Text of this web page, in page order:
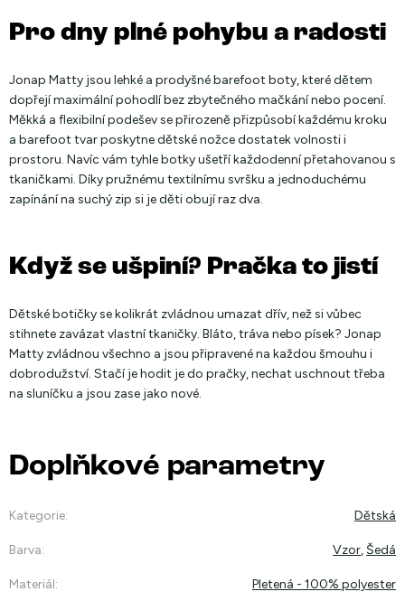
Pro dny plné pohybu a radosti
Jonap Matty jsou lehké a prodyšné barefoot boty, které dětem
dopřejí maximální pohodlí bez zbytečného mačkání nebo pocení.
Měkká a flexibilní podešev se přirozeně přizpůsobí každému kroku
a barefoot tvar poskytne dětské nožce dostatek volnosti i
prostoru. Navíc vám tyhle botky ušetří každodenní přetahovanou s
tkaničkami. Díky pružnému textilnímu svršku a jednoduchému
zapínání na suchý zip si je děti obují raz dva.
Když se ušpiní? Pračka to jistí
Dětské botičky se kolikrát zvládnou umazat dřív, než si vůbec
stihnete zavázat vlastní tkaničky. Bláto, tráva nebo písek? Jonap
Matty zvládnou všechno a jsou připravené na každou šmouhu i
dobrodužství. Stačí je hodit je do pračky, nechat uschnout třeba
na sluníčku a jsou zase jako nové.
Doplňkové parametry
Kategorie: Dětská
Barva: Vzor, Šedá
Materiál: Pletená - 100% polyester